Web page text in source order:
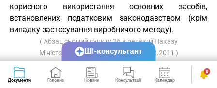
корисного використання основних засобів,
встановлених податковим законодавством (крім
випадку застосування виробничого методу).
( Абзац сьомий пункту 26 в редакції Наказу
Міністерства фінансівN 372від 18.03.2011 )
27. Амортизація об'єктів, зазначених у підпункті
5.2 пункту 5 Положення (стандарту) 7 нараховується
Документи Головна Новини Консультації Календар Сервіси
0
ШІ-консультант